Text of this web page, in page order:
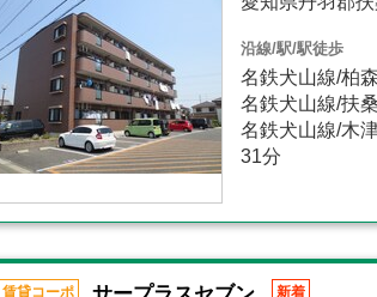
沿線/駅/駅徒歩
名鉄犬山線/柏
名鉄犬山線/扶
名鉄犬山線/木
31分
賃貸コーポ 新着